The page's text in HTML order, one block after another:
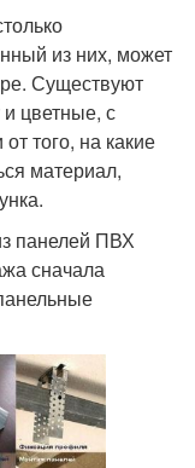
из них, может
Существуют
цветные, с
того, на какие
материал,
панелей ПВХ
сначала